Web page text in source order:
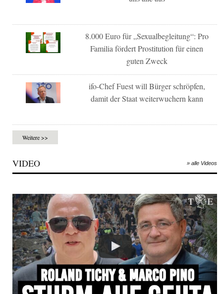
8.000 Euro für „Sexualbegleitung“: Pro
Familia fördert Prostitution für einen
guten Zweck
ifo-Chef Fuest will Bürger schröpfen,
damit der Staat weiterwuchern kann
Weitere >>
VIDEO » alle Videos